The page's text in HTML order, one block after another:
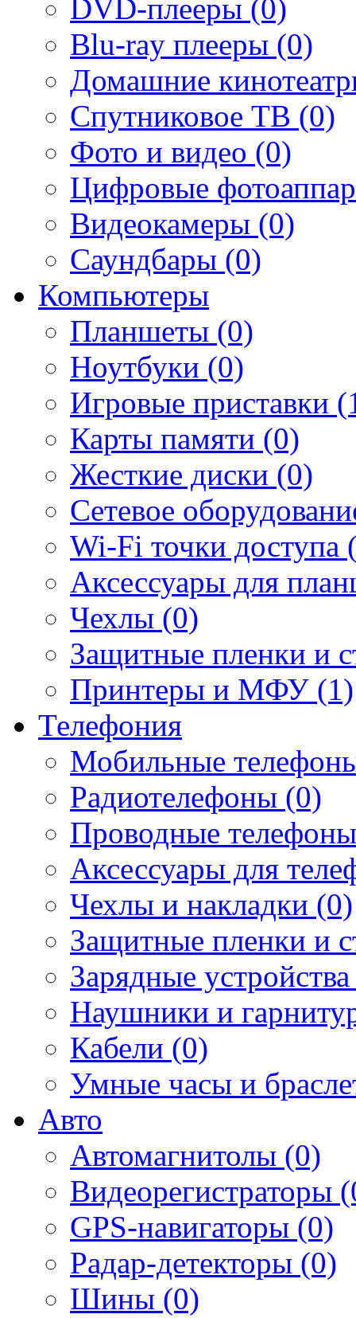
DVD-плееры (0)
Blu-ray плееры (0)
Домашние
Спутниковое ТВ (0)
Фото и видео (0)
Цифровые
Видеокамеры (0)
Саундбары (0)
Компьютеры
Планшеты (0)
Ноутбуки (0)
Игровые приставки
Карты памяти (0)
Жесткие диски (0)
Сетевое
Wi-Fi точки доступа
Аксессуары для
Чехлы (0)
Защитные пленки и
Принтеры и МФУ (1)
Телефония
Мобильные
Радиотелефоны (0)
Проводные
Аксессуары для
Чехлы и накладки (0)
Защитные пленки и
Зарядные
Наушники и
Кабели (0)
Умные часы и
Авто
Автомагнитолы (0)
Видеорегистраторы
GPS-навигаторы (0)
Радар-детекторы (0)
Шины (0)